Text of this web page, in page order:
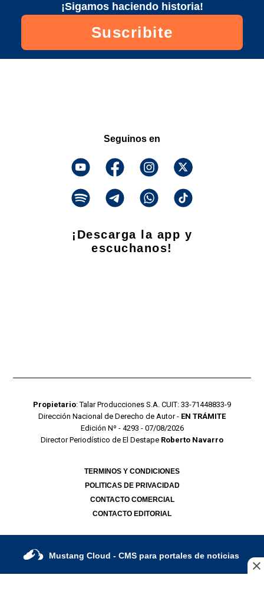
¡Sigamos haciendo historia!
Suscribite
Seguinos en
¡Descarga la app y
escuchanos!
Propietario: Talar Producciones S.A. CUIT: 33-71448833-9
Dirección Nacional de Derecho de Autor - EN TRÁMITE
Edición Nº - 4293 - 07/08/2026
Director Periodístico de El Destape Roberto Navarro
TERMINOS Y CONDICIONES
POLITICAS DE PRIVACIDAD
CONTACTO COMERCIAL
CONTACTO EDITORIAL
Mustang Cloud - CMS para portales de noticias